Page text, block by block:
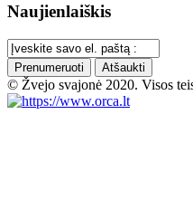
Naujienlaiškis
Prenumeruoti Atšaukti
© Žvejo svajonė 2020. Visos